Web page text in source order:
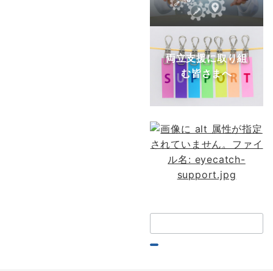
両立支援に取り組
む皆さまへ
索：